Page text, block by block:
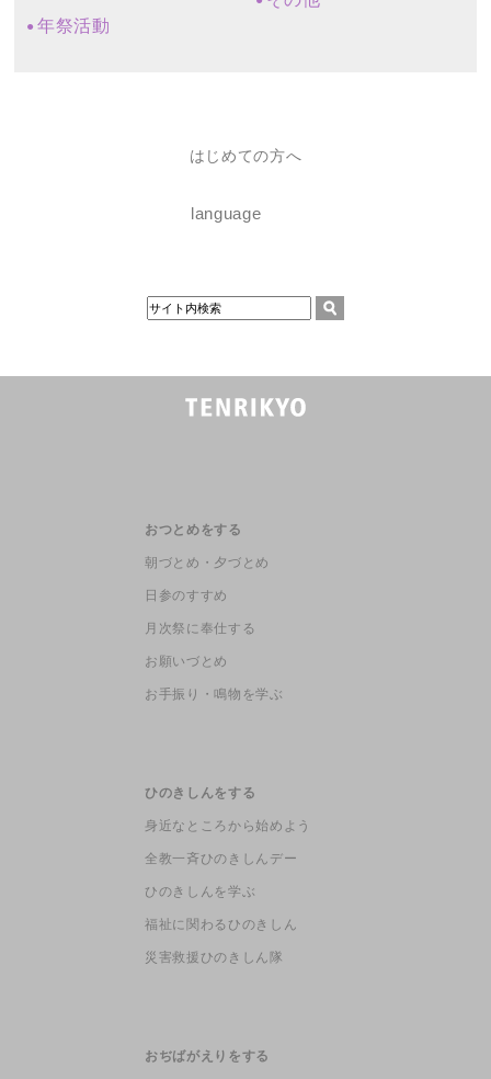
年祭活動
はじめての方へ
language
おつとめをする
朝づとめ・夕づとめ
日参のすすめ
月次祭に奉仕する
お願いづとめ
お手振り・鳴物を学ぶ
ひのきしんをする
身近なところから始めよう
全教一斉ひのきしんデー
ひのきしんを学ぶ
福祉に関わるひのきしん
災害救援ひのきしん隊
おぢばがえりをする